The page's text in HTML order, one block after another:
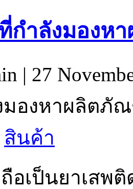
กำลังมองห
| 27
องหาผลิตภั
สินค้า
อเป็นยาเสพ